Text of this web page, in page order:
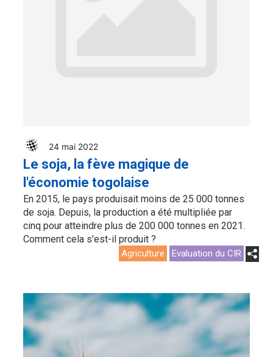
24 mai 2022
Le soja, la fève magique de
l'économie togolaise
En 2015, le pays produisait moins de 25 000 tonnes
de soja. Depuis, la production a été multipliée par
cinq pour atteindre plus de 200 000 tonnes en 2021.
Comment cela s'est-il produit ?
Agriculture Evaluation du CIR